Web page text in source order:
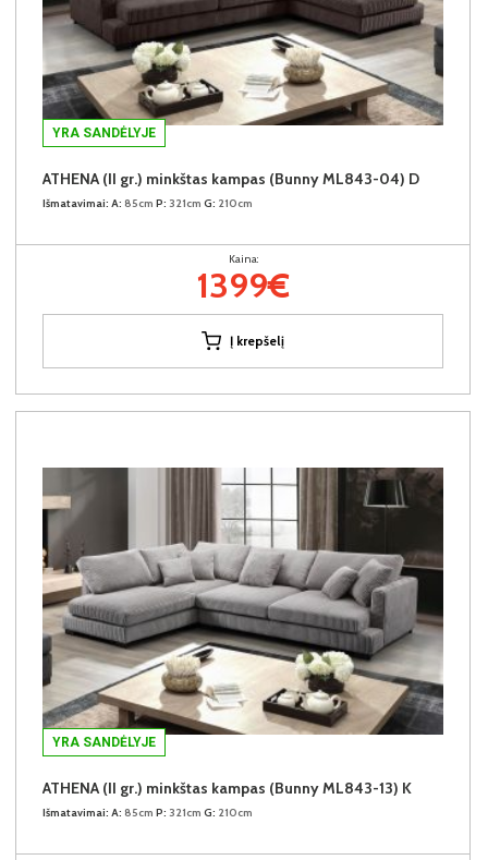
YRA SANDĖLYJE
ATHENA (II gr.) minkštas kampas (Bunny ML843-04) D
Išmatavimai: A: 85cm P: 321cm G: 210cm
Kaina:
1399€
Į krepšelį
YRA SANDĖLYJE
ATHENA (II gr.) minkštas kampas (Bunny ML843-13) K
Išmatavimai: A: 85cm P: 321cm G: 210cm